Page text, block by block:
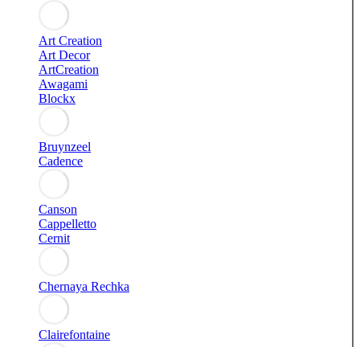
Art Creation
Art Decor
ArtCreation
Awagami
Blockx
Bruynzeel
Cadence
Canson
Cappelletto
Cernit
Chernaya Rechka
Clairefontaine